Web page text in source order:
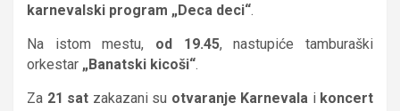
karnevalski program „Deca deci“.
Na istom mestu, od 19.45, nastupiće tamburaški
orkestar „Banatski kicoši“.
Za 21 sat zakazani su otvaranje Karnevala i koncert